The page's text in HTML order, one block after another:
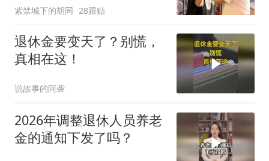
紫禁城下的胡同 28跟贴
退休金要变天了？别慌，
真相在这！
说故事的阿袭
2026年调整退休人员养老
金的通知下发了吗？